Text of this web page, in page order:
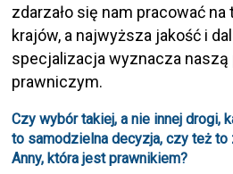
zdarzało się nam pracować
krajów, a najwyższa jakość i
specjalizacja wyznacza naszą
prawniczym.
Czy wybór takiej, a nie innej drogi,
to samodzielna decyzja, czy też to
Anny, która jest prawnikiem?